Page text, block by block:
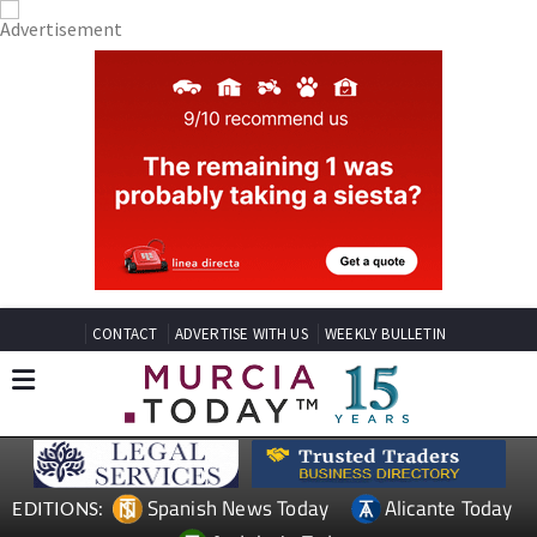
CONTACT ADVERTISE WITH US WEEKLY BULLETIN
EDITIONS: Spanish News Today
Alicante Today